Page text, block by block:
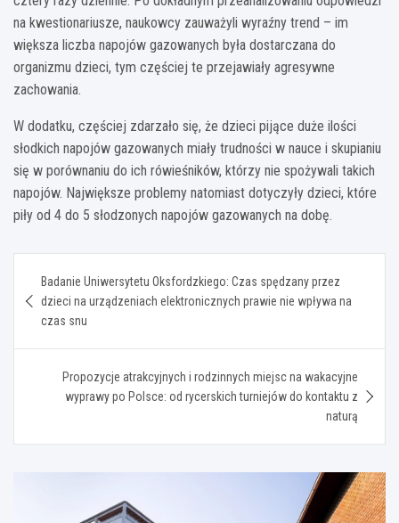
na kwestionariusze, naukowcy zauważyli wyraźny trend – im
większa liczba napojów gazowanych była dostarczana do
organizmu dzieci, tym częściej te przejawiały agresywne
zachowania.
W dodatku, częściej zdarzało się, że dzieci pijące duże ilości
słodkich napojów gazowanych miały trudności w nauce i skupianiu
się w porównaniu do ich rówieśników, którzy nie spożywali takich
napojów. Największe problemy natomiast dotyczyły dzieci, które
piły od 4 do 5 słodzonych napojów gazowanych na dobę.
wpisu
Badanie Uniwersytetu Oksfordzkiego: Czas spędzany przez
dzieci na urządzeniach elektronicznych prawie nie wpływa na
czas snu
Propozycje atrakcyjnych i rodzinnych miejsc na wakacyjne
wyprawy po Polsce: od rycerskich turniejów do kontaktu z
naturą